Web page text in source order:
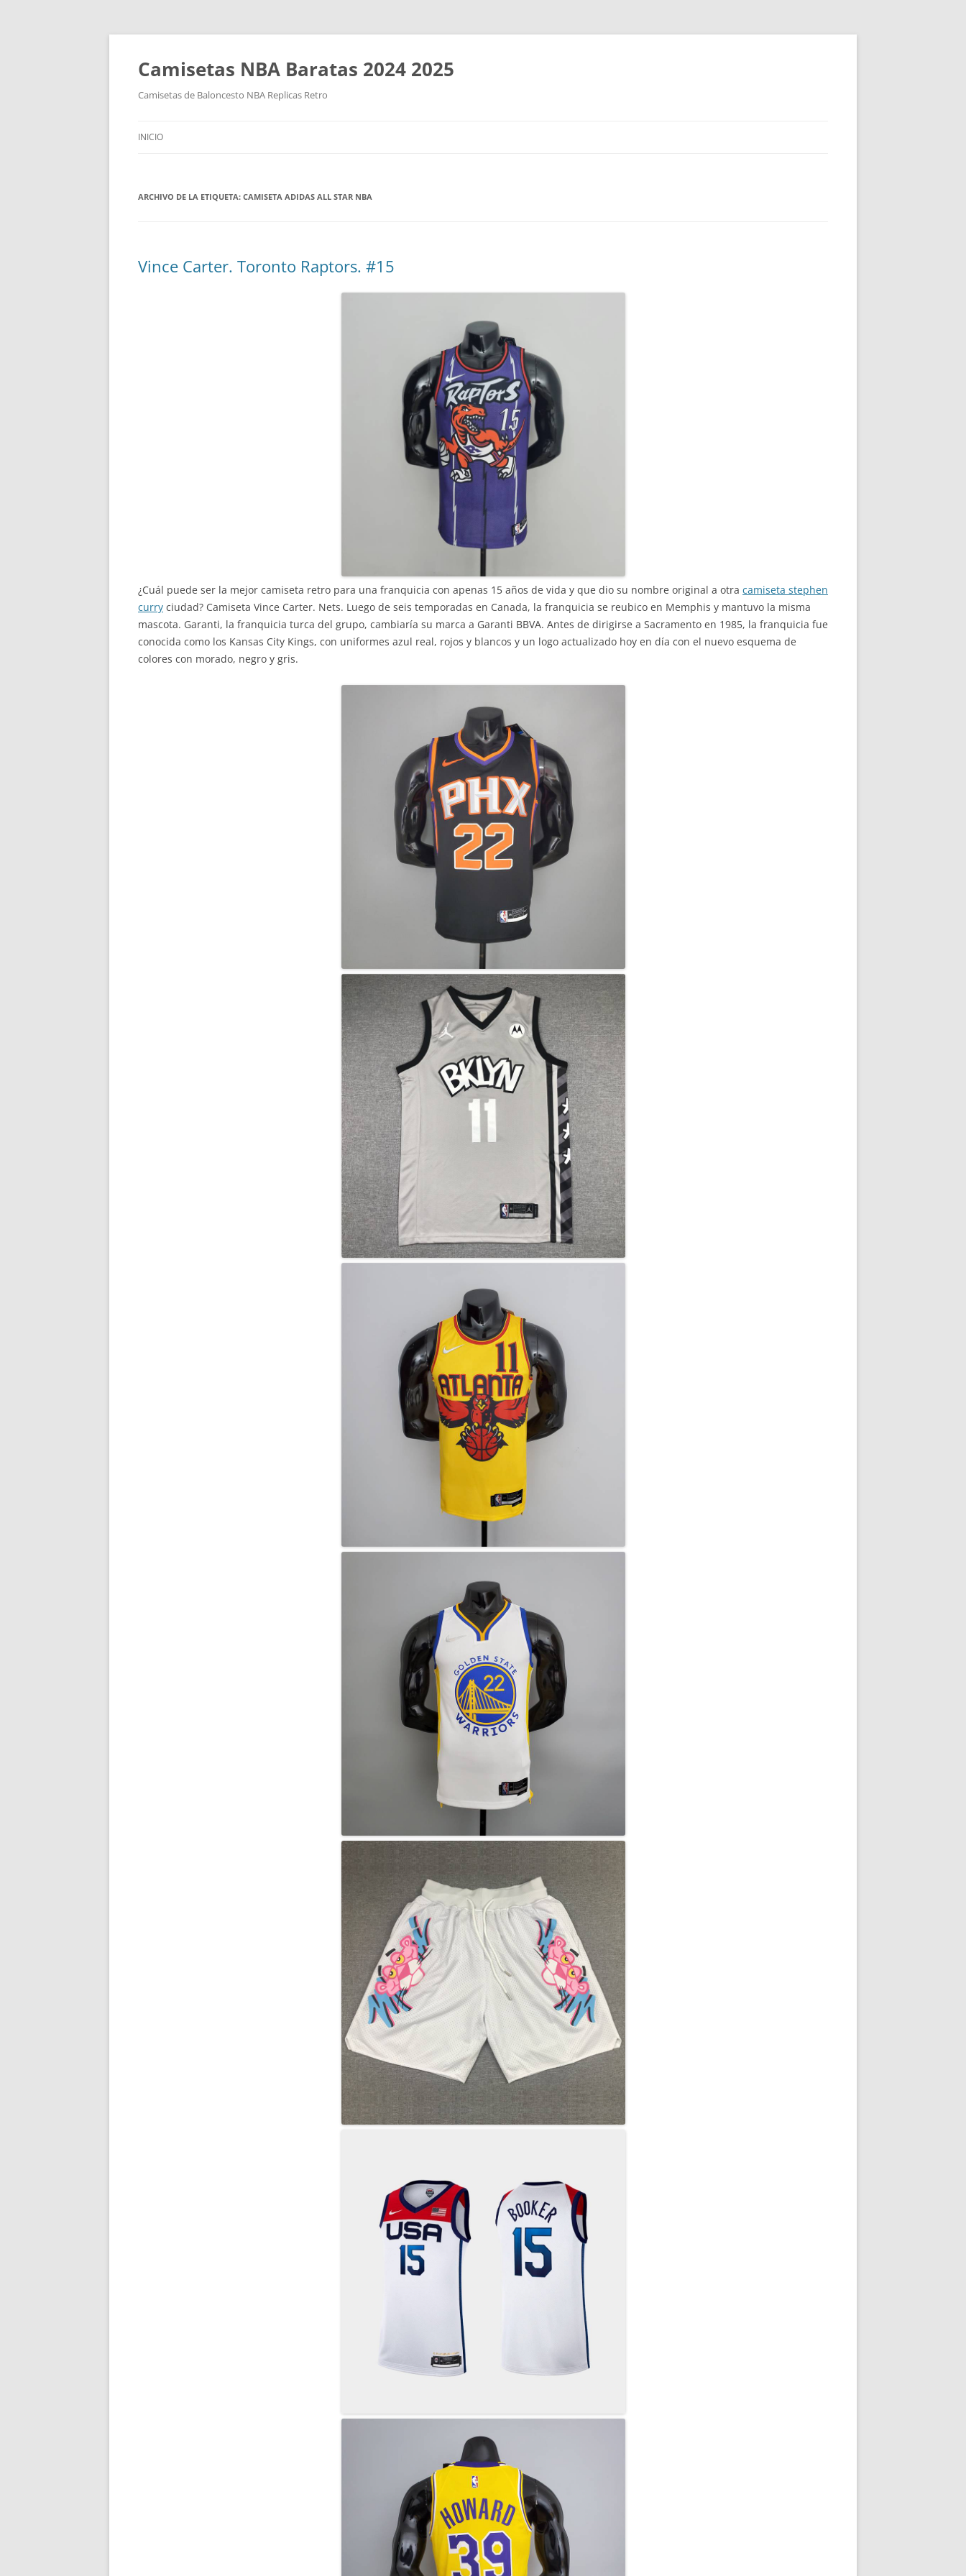
Camisetas NBA Baratas 2024 2025
Camisetas de Baloncesto NBA Replicas Retro
INICIO
ARCHIVO DE LA ETIQUETA: CAMISETA ADIDAS ALL STAR NBA
Vince Carter. Toronto Raptors. #15
¿Cuál puede ser la mejor camiseta retro para una franquicia con apenas 15 años de vida y que dio su nombre original a otra camiseta stephen
curry ciudad? Camiseta Vince Carter. Nets. Luego de seis temporadas en Canada, la franquicia se reubico en Memphis y mantuvo la misma
mascota. Garanti, la franquicia turca del grupo, cambiaría su marca a Garanti BBVA. Antes de dirigirse a Sacramento en 1985, la franquicia fue
conocida como los Kansas City Kings, con uniformes azul real, rojos y blancos y un logo actualizado hoy en día con el nuevo esquema de
colores con morado, negro y gris.